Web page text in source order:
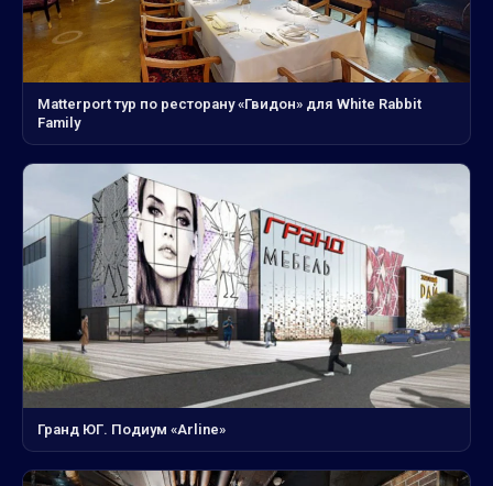
Matterport тур по ресторану «Гвидон» для White Rabbit
Family
Гранд ЮГ. Подиум «Arline»